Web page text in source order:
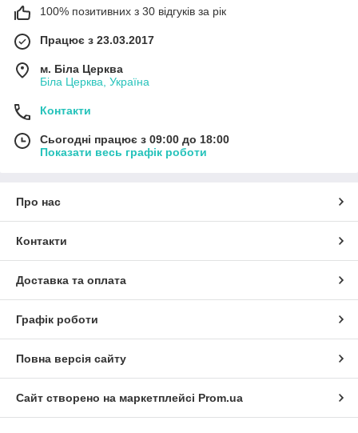
100% позитивних з 30 відгуків за рік
Працює з 23.03.2017
м. Біла Церква
Біла Церква, Україна
Контакти
Сьогодні працює з 09:00 до 18:00
Показати весь графік роботи
Про нас
Контакти
Доставка та оплата
Графік роботи
Повна версія сайту
Сайт створено на маркетплейсі Prom.ua